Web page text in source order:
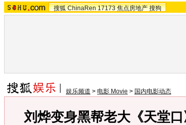
搜狐 ChinaRen 17173 焦点房地产 搜狗
娱乐频道 > 电影 Movie > 国内电影动态
刘烨变身黑帮老大《天堂